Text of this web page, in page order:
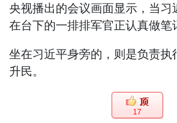
央视播出的会议画面显示，当习
在台下的一排排军官正认真做笔
坐在习近平身旁的，则是负责执
升民。
17